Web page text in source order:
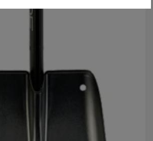
cookies náš web nebude fungovat
váš průchod nákupním košíkem,
abyste se s námi mohli spojit např. pomocí
vám práci s naším webem dokážeme ještě
si zapamatovat vaše nastavení, mohou
věděli, jak se na webu chováte, a mohli